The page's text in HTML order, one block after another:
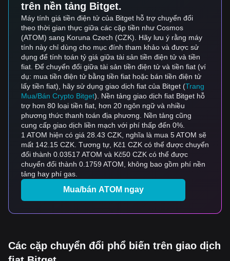
trên nền tảng Bitget.
Máy tính giá tiền điện tử của Bitget hỗ trợ chuyển đổi
theo thời gian thực giữa các cặp tiền như Cosmos
(ATOM) sang Koruna Czech (CZK). Hãy lưu ý rằng máy
tính này chỉ dùng cho mục đính tham khảo và được sử
dụng để tính toán tỷ giá giữa tài sản tiền điện tử và tiền
fiat. Để chuyển đổi giữa tài sản tiền điện tử và tiền fiat (ví
dụ: mua tiền điện tử bằng tiền fiat hoặc bán tiền điện tử
lấy tiền fiat), hãy sử dụng giao dịch fiat của Bitget (Trang
Mua/Bán Crypto Bitget). Nền tảng giao dịch fiat Bitget hỗ
trợ hơn 80 loại tiền fiat, hơn 20 ngôn ngữ và nhiều
phương thức thanh toán địa phương. Nền tảng cũng
cung cấp giao dịch liền mạch với phí thấp đến 0%.
1 ATOM hiện có giá 28.43 CZK, nghĩa là mua 5 ATOM sẽ
mất 142.15 CZK. Tương tự, Kč1 CZK có thể được chuyển
đổi thành 0.03517 ATOM và Kč50 CZK có thể được
chuyển đổi thành 0.1759 ATOM, không bao gồm phí nền
tảng hay phí gas.
Mua/bán ATOM ngay
Các cặp chuyển đổi phổ biến trên giao dịch